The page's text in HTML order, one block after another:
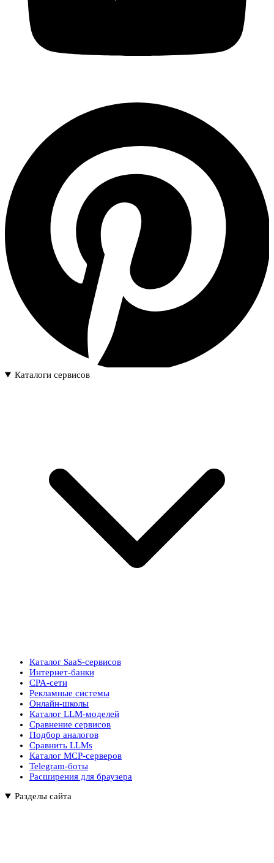
Каталоги сервисов
Каталог SaaS-сервисов
Интернет-банки
CPA-сети
Рекламные системы
Онлайн-школы
Каталог LLM-моделей
Сравнение сервисов
Подбор аналогов
Сравнить LLMs
Каталог MCP-серверов
Telegram-боты
Расширения для браузера
Разделы сайта